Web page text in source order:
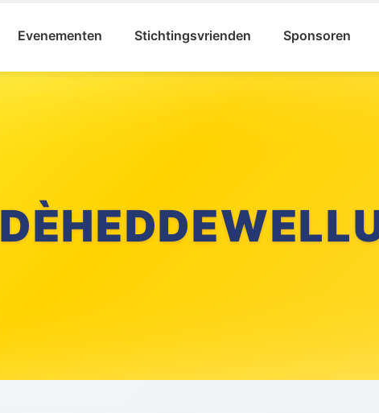
Evenementen Stichtingsvrienden Sponsoren